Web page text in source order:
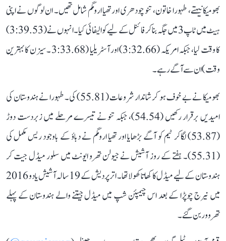
بھومیکا نیہتے، طہورا خاتون، تنو چودھری اور تھیا ارومگم شامل تھیں۔ ان لوگوں نے اپنی
ہیٹ میں ٹاپ 3 میں جگہ بنا کر فائنل کے لیے کوالیفائی کیا۔ انہوں نے (3:39.53)
کا وقت لیا، جبکہ امریکہ (3:32.66) اور آسٹریلیا (3:33.68 ۔ سیزن کا بہترین
وقت) ان سے آگے رہے۔
بھومیکا نے بے خوف ہو کر شاندار شروعات (55.81) کی۔ طہورا نے ہندوستان کی
امیدیں برقرار رکھیں (54.54)، جبکہ تنو نے تیسرے مرحلے میں زبردست دوڑ
(53.87) لگاکر ٹیم کو آگے بڑھایا اور تھیا ارومگم نے دباؤ کے باوجود ریس مکمل کی
(55.31)۔ ہفتے کے روز آشیش نے جیولن تھرو ایونٹ میں سلور میڈل جیت کر
ہندوستان کے لیے میڈل کا کھاتا کھولا تھا۔ اتر پردیش کے 19 سالہ آشیش یادو 2016
میں نیرج چوپڑا کے بعد اس چیمپئن شپ میں میڈل جیتنے والے ہندوستان کے پہلے
تھروور بن گئے۔